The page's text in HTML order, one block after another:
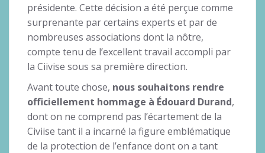
présidente. Cette décision a été perçue comme
surprenante par certains experts et par de
nombreuses associations dont la nôtre,
compte tenu de l’excellent travail accompli par
la Ciivise sous sa première direction.
Avant toute chose, nous souhaitons rendre
officiellement hommage à Édouard Durand,
dont on ne comprend pas l’écartement de la
Civiise tant il a incarné la figure emblématique
de la protection de l’enfance dont on a tant